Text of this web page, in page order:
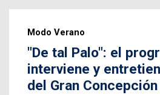
Modo Verano
"De tal Palo": el
interviene y
del Gran Concepción